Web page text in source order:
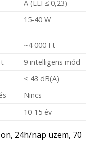
A (EEI ≤ 0,23)
15-40 W
~4 000 Ft
9 intelligens mód
< 43 dB(A)
Nincs
10-15 év
24h/nap üzem, 70